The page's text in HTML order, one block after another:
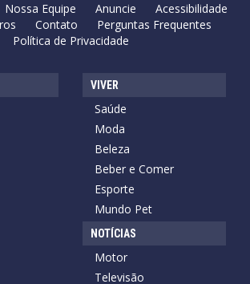
Nossa Equipe Anuncie
Acessibilidade
Contato
Perguntas Frequentes
Política de Privacidade
VIVER
Saúde
Moda
Beleza
Beber e Comer
Esporte
Mundo Pet
NOTÍCIAS
Motor
Televisão